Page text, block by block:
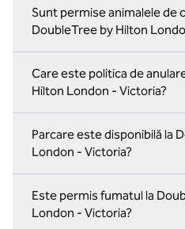
Sunt permise animalele de
DoubleTree by Hilton
Care este politica de
Hilton London - Victoria?
Parcare este disponibilă la
London - Victoria?
Este permis fumatul la
London - Victoria?